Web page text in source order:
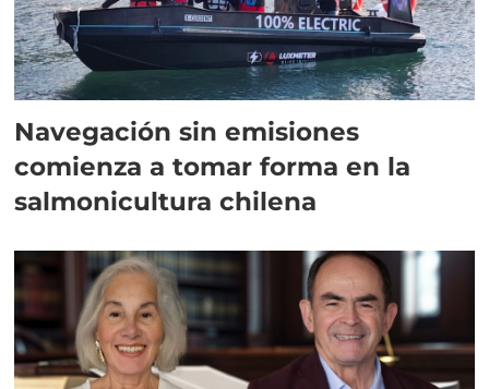
Navegación sin emisiones
comienza a tomar forma en la
salmonicultura chilena